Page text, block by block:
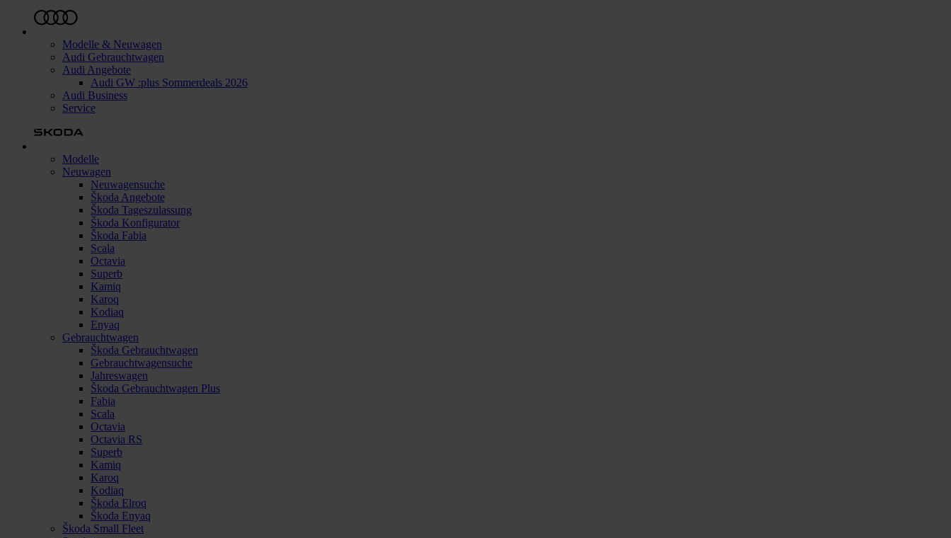
Modelle & Neuwagen
Audi Gebrauchtwagen
Audi Angebote
Audi GW :plus Sommerdeals 2026
Audi Business
Service
Modelle
Neuwagen
Neuwagensuche
Škoda Angebote
Škoda Tageszulassung
Škoda Konfigurator
Škoda Fabia
Scala
Octavia
Superb
Kamiq
Karoq
Kodiaq
Enyaq
Gebrauchtwagen
Škoda Gebrauchtwagen
Gebrauchtwagensuche
Jahreswagen
Škoda Gebrauchtwagen Plus
Fabia
Scala
Octavia
Octavia RS
Superb
Kamiq
Karoq
Kodiaq
Škoda Elroq
Škoda Enyaq
Škoda Small Fleet